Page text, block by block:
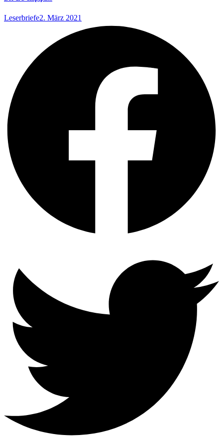
Leserbriefe2. März 2021